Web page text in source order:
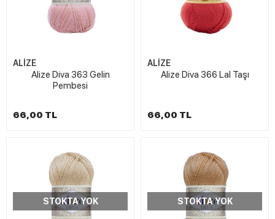
ALİZE
Alize Diva 363 Gelin
Pembesi
66,00 TL
ALİZE
Alize Diva 366 Lal Taşı
66,00 TL
STOKTA YOK STOKTA YOK